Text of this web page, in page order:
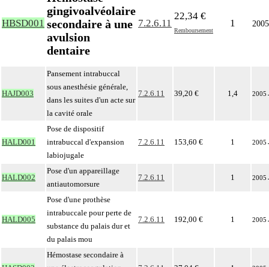
HBSD001
gingivoalvéolaire
secondaire à une
avulsion
dentaire
7.2.6.11
22,34 €
Remboursement
1 2005
HAJD003
Pansement intrabuccal
sous anesthésie générale,
dans les suites d'un acte sur
la cavité orale
7.2.6.11 39,20 € 1,4 2005
HALD001
Pose de dispositif
intrabuccal d'expansion
labiojugale
7.2.6.11 153,60 € 1 2005
HALD002
Pose d'un appareillage
antiautomorsure
7.2.6.11 1 2005
HALD005
Pose d'une prothèse
intrabuccale pour perte de
substance du palais dur et
du palais mou
7.2.6.11 192,00 € 1 2005
Hémostase secondaire à